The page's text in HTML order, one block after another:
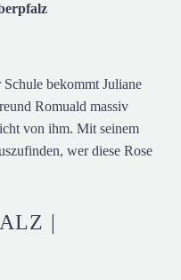
bekommt Juliane
Romuald massiv
von ihm. Mit seinem
wer diese Rose
|